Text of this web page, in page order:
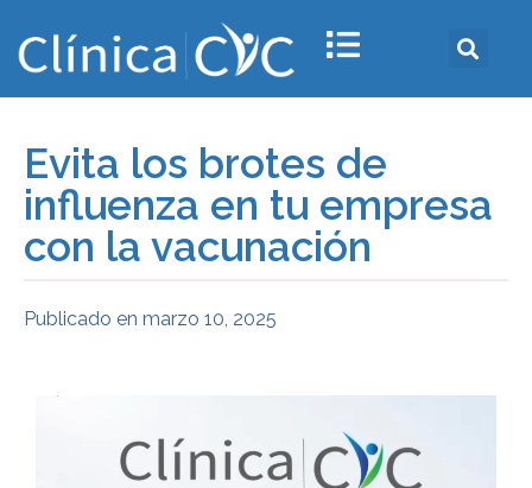
Evita los brotes de
influenza en tu empresa
con la vacunación
Publicado en marzo 10, 2025